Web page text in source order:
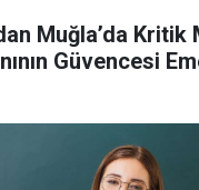
Muğla’da Kritik
Güvencesi